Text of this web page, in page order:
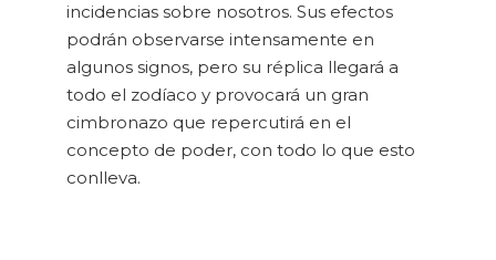
incidencias sobre nosotros. Sus efectos
podrán observarse intensamente en
algunos signos, pero su réplica llegará a
todo el zodíaco y provocará un gran
cimbronazo que repercutirá en el
concepto de poder, con todo lo que esto
conlleva.